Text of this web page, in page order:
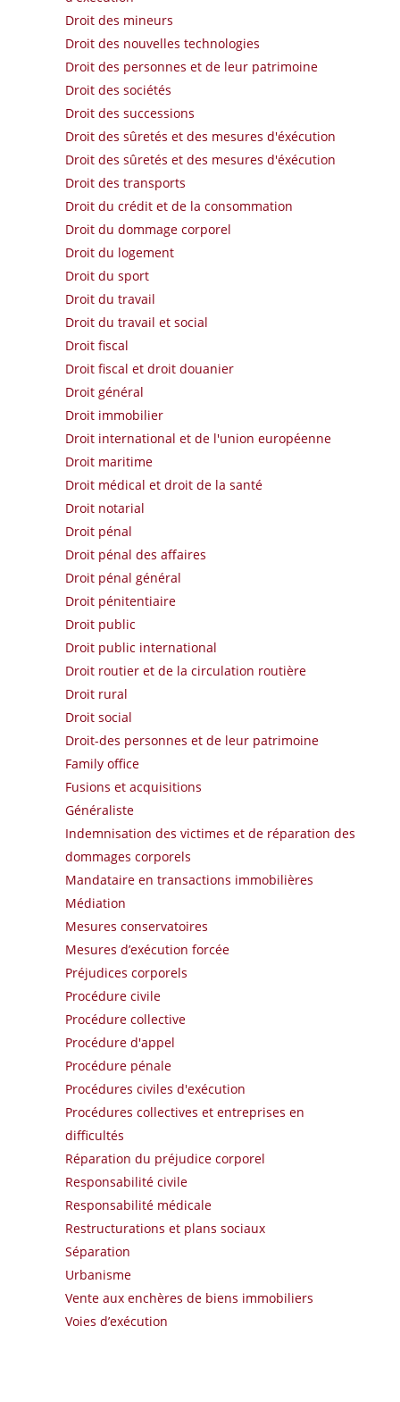
Droit des mineurs
Droit des nouvelles technologies
Droit des personnes et de leur patrimoine
Droit des sociétés
Droit des successions
Droit des sûretés et des mesures d'éxécution
Droit des sûretés et des mesures d'éxécution
Droit des transports
Droit du crédit et de la consommation
Droit du dommage corporel
Droit du logement
Droit du sport
Droit du travail
Droit du travail et social
Droit fiscal
Droit fiscal et droit douanier
Droit général
Droit immobilier
Droit international et de l'union européenne
Droit maritime
Droit médical et droit de la santé
Droit notarial
Droit pénal
Droit pénal des affaires
Droit pénal général
Droit pénitentiaire
Droit public
Droit public international
Droit routier et de la circulation routière
Droit rural
Droit social
Droit-des personnes et de leur patrimoine
Family office
Fusions et acquisitions
Généraliste
Indemnisation des victimes et de réparation des
dommages corporels
Mandataire en transactions immobilières
Médiation
Mesures conservatoires
Mesures d’exécution forcée
Préjudices corporels
Procédure civile
Procédure collective
Procédure d'appel
Procédure pénale
Procédures civiles d'exécution
Procédures collectives et entreprises en
difficultés
Réparation du préjudice corporel
Responsabilité civile
Responsabilité médicale
Restructurations et plans sociaux
Séparation
Urbanisme
Vente aux enchères de biens immobiliers
Voies d’exécution